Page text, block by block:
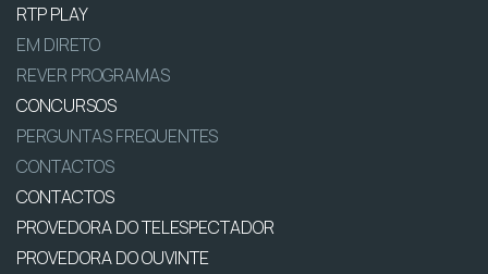
RTP PLAY
EM DIRETO
REVER PROGRAMAS
CONCURSOS
PERGUNTAS FREQUENTES
CONTACTOS
CONTACTOS
PROVEDORA DO TELESPECTADOR
PROVEDORA DO OUVINTE